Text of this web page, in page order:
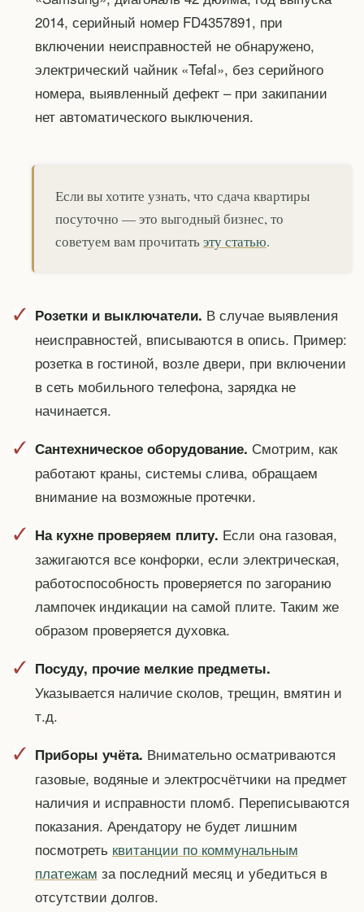
2014, серийный номер FD4357891, при
включении неисправностей не обнаружено,
электрический чайник «Tefal», без серийного
номера, выявленный дефект – при закипании
нет автоматического выключения.
Если вы хотите узнать, что сдача квартиры
посуточно — это выгодный бизнес, то
советуем вам прочитатьэту статью.
Розетки и выключатели. В случае выявления
неисправностей, вписываются в опись. Пример:
розетка в гостиной, возле двери, при включении
в сеть мобильного телефона, зарядка не
начинается.
Сантехническое оборудование. Смотрим, как
работают краны, системы слива, обращаем
внимание на возможные протечки.
На кухне проверяем плиту. Если она газовая,
зажигаются все конфорки, если электрическая,
работоспособность проверяется по загоранию
лампочек индикации на самой плите. Таким же
образом проверяется духовка.
Посуду, прочие мелкие предметы.
Указывается наличие сколов, трещин, вмятин и
т.д.
Приборы учёта. Внимательно осматриваются
газовые, водяные и электросчётчики на предмет
наличия и исправности пломб. Переписываются
показания. Арендатору не будет лишним
посмотреть квитанции по коммунальным
платежам за последний месяц и убедиться в
отсутствии долгов.